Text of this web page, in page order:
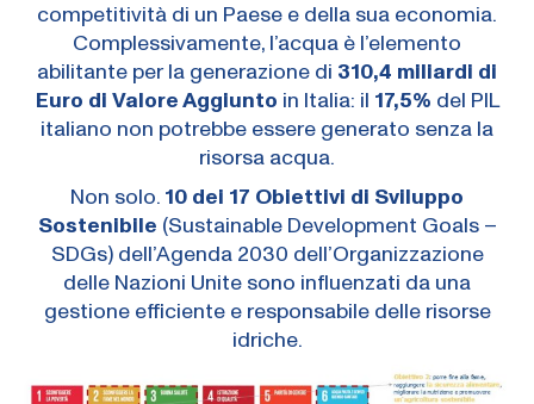
competitività di un Paese e della sua economia.
Complessivamente, l’acqua è l’elemento
abilitante per la generazione di 310,4 miliardi di
Euro di Valore Aggiunto in Italia: il 17,5% del PIL
italiano non potrebbe essere generato senza la
risorsa acqua.
Non solo. 10 dei 17 Obiettivi di Sviluppo
Sostenibile (Sustainable Development Goals –
SDGs) dell’Agenda 2030 dell’Organizzazione
delle Nazioni Unite sono influenzati da una
gestione efficiente e responsabile delle risorse
idriche.